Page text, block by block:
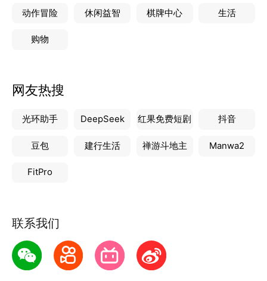
动作冒险 休闲益智 棋牌中心 生活
购物
网友热搜
光环助手 DeepSeek 红果免费短剧 抖音
豆包 建行生活 禅游斗地主 Manwa2
FitPro
联系我们